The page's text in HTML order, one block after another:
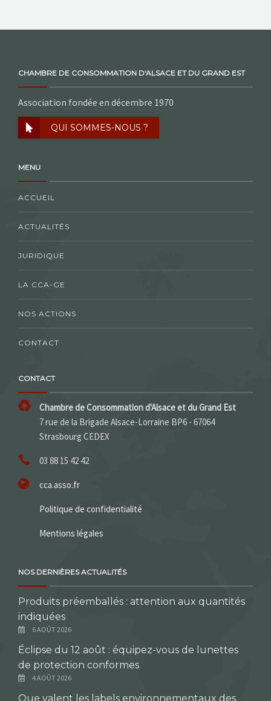
CHAMBRE DE CONSOMMATION D'ALSACE ET DU GRAND EST
Association fondée en décembre 1970
QUI SOMMES-NOUS ?
MENU
ACCUEIL
ACTUALITÉS
JURIDIQUE
LA CCA-GE
NOS ACTIONS
CONTACT
CONTACT
Chambre de Consommation d'Alsace et du Grand Est
7 rue de la Brigade Alsace-Lorraine BP6 - 67064
Strasbourg CEDEX
03 88 15 42 42
cca.asso.fr
Politique de confidentialité
Mentions légales
NOS DERNIÈRES ACTUALITÉS
Produits préemballés : attention aux quantités
indiquées
6 AOÛT 2026
Éclipse du 12 août : équipez-vous de lunettes
de protection conformes
4 AOÛT 2026
Que valent les labels environnementaux des